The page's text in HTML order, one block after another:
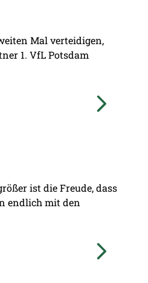
Mal verteidigen,
1. VfL Potsdam
ist die Freude, dass
endlich mit den